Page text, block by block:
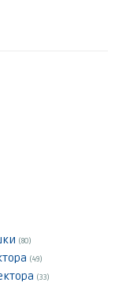
(80)
(49)
(33)